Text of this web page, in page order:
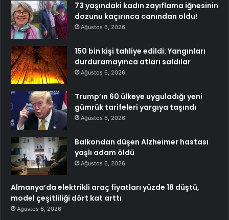
73 yaşındaki kadın zayıflama iğnesinin
dozunu kaçırınca canından oldu!
Ağustos 6, 2026
150 bin kişi tahliye edildi: Yangınları
durduramayınca atları saldılar
Ağustos 6, 2026
Trump’ın 60 ülkeye uyguladığı yeni
gümrük tarifeleri yargıya taşındı
Ağustos 6, 2026
Balkondan düşen Alzheimer hastası
yaşlı adam öldü
Ağustos 6, 2026
Almanya’da elektrikli araç fiyatları yüzde 18 düştü,
model çeşitliliği dört kat arttı
Ağustos 6, 2026